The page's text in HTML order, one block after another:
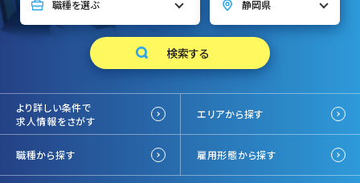
より詳しい条件で
求人情報をさがす
エリアから探す
職種から探す 雇用形態から探す